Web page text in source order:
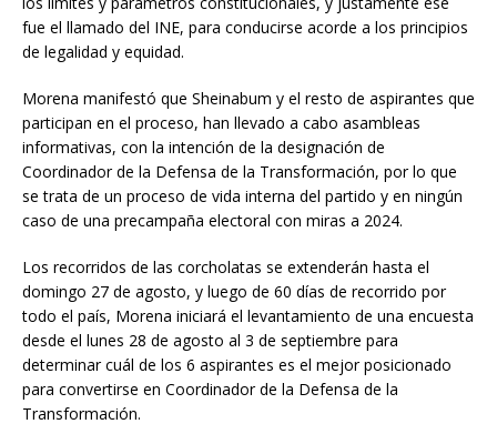
fue el llamado del INE, para conducirse acorde a los principios
de legalidad y equidad.
Morena manifestó que Sheinabum y el resto de aspirantes que
participan en el proceso, han llevado a cabo asambleas
informativas, con la intención de la designación de
Coordinador de la Defensa de la Transformación, por lo que
se trata de un proceso de vida interna del partido y en ningún
caso de una precampaña electoral con miras a 2024.
Los recorridos de las corcholatas se extenderán hasta el
domingo 27 de agosto, y luego de 60 días de recorrido por
todo el país, Morena iniciará el levantamiento de una encuesta
desde el lunes 28 de agosto al 3 de septiembre para
determinar cuál de los 6 aspirantes es el mejor posicionado
para convertirse en Coordinador de la Defensa de la
Transformación.